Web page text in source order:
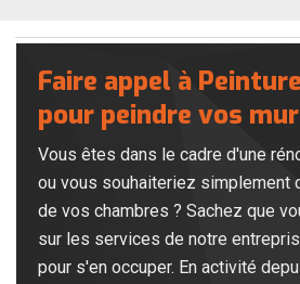
Faire appel à
pour peindre vos
Vous êtes dans le cadre d'une
ou vous souhaiteriez simplement
de vos chambres ? Sachez que
sur les services de notre
pour s'en occuper. En activité